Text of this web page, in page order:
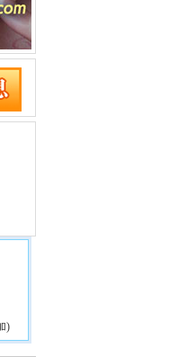
)